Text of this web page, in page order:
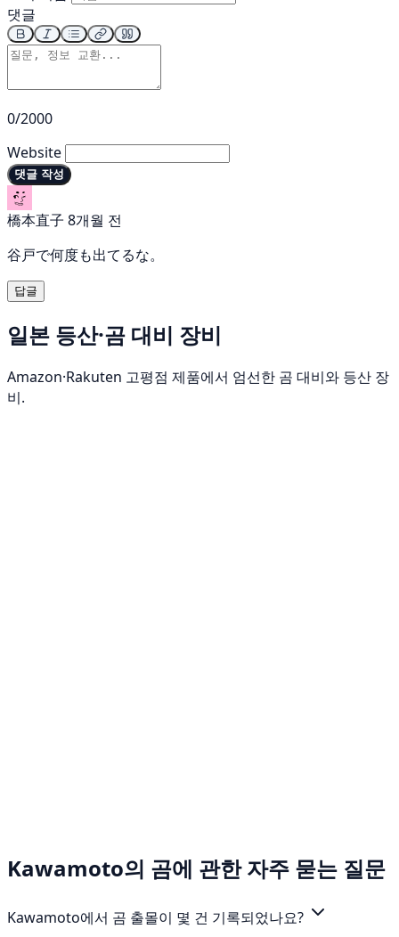
댓글
0/2000
Website
댓글 작성
橋本直子 8개월 전
谷戸で何度も出てるな。
답글
일본 등산·곰 대비 장비
Amazon·Rakuten 고평점 제품에서 엄선한 곰 대비와 등산 장
비.
Kawamoto의 곰에 관한 자주 묻는 질문
Kawamoto에서 곰 출몰이 몇 건 기록되었나요?